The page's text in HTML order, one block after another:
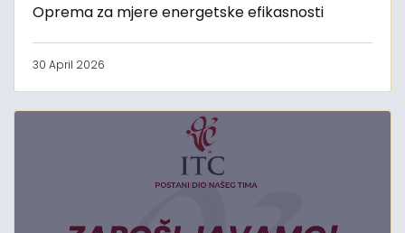
Oprema za mjere energetske efikasnosti
30 April 2026